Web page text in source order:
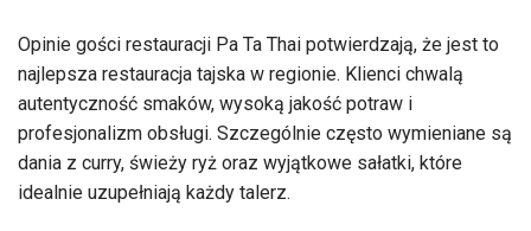
Opinie gości restauracji Pa Ta Thai potwierdzają, że jest to
najlepsza restauracja tajska w regionie. Klienci chwalą
autentyczność smaków, wysoką jakość potraw i
profesjonalizm obsługi. Szczególnie często wymieniane są
dania z curry, świeży ryż oraz wyjątkowe sałatki, które
idealnie uzupełniają każdy talerz.